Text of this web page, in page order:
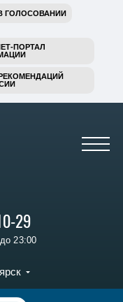
ГОЛОСОВАНИИ
ПОРТАЛ
29
23:00